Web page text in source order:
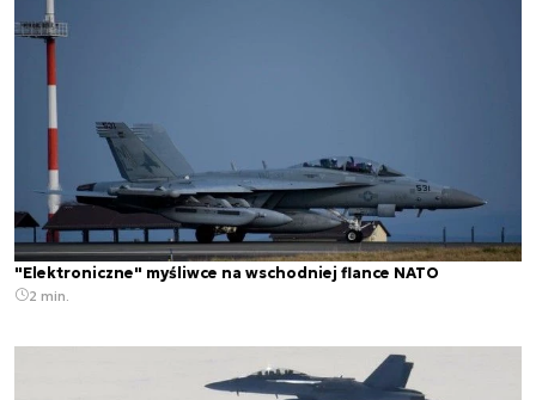
"Elektroniczne" myśliwce na wschodniej flance NATO
2 min.